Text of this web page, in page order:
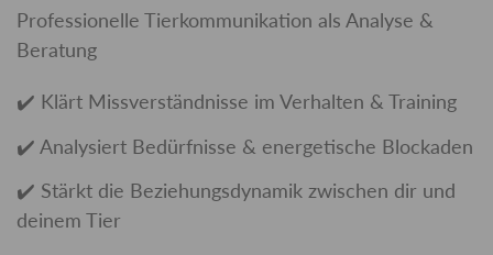
Professionelle Tierkommunikation als Analyse &
Beratung
✔️ Klärt Missverständnisse im Verhalten & Training
✔️ Analysiert Bedürfnisse & energetische Blockaden
✔️ Stärkt die Beziehungsdynamik zwischen dir und
deinem Tier